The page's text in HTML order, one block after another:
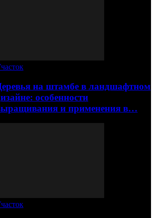
на штамбе в ландшафтном
особенности
и применения в…